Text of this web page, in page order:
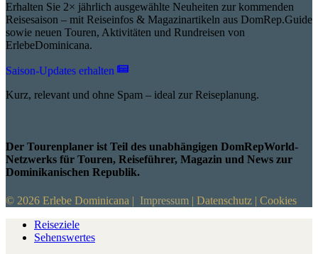
Erhalten Sie 2× jährlich ausgewählte Neuheiten zur kommenden
Reisesaison – mit Reiseinfos & Magazinartikeln aus DomRep.Guide
sowie neuen Touren, Aktivitäten und Rundreisen von
ErlebeDominicana.
Saison-Updates erhalten
Kurz, relevant und ohne Spam – ideal zur Reiseplanung.
Der Tourenplaner ist Teil des unabhängigen DomRepWorld-
Netzwerks für Touren, Reiseführer, Magazin und News zur
Dominikanischen Republik.
© 2026 Erlebe Dominicana | Impressum | Datenschutz | Cookies
Reiseziele
Sehenswertes